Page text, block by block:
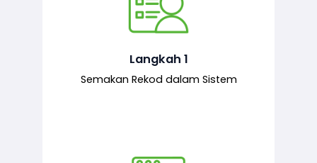
Langkah 1
Semakan Rekod dalam Sistem
Semakan ke atas sejarah permohonan
yang pernah dibuat oleh pemohon,